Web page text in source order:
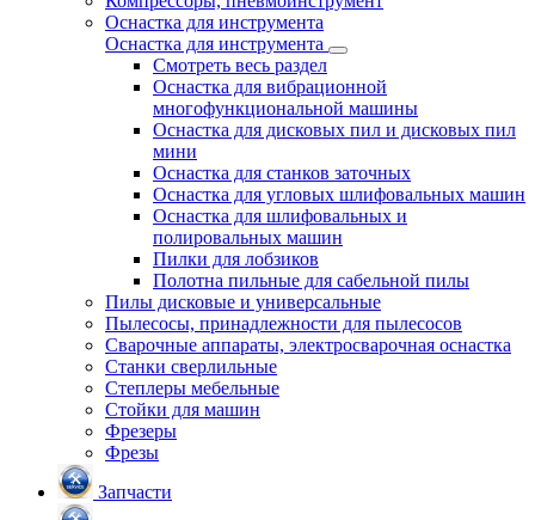
Оснастка для инструмента
Оснастка для инструмента
Смотреть весь раздел
Оснастка для вибрационной
многофункциональной машины
Оснастка для дисковых пил и дисковых пил
мини
Оснастка для станков заточных
Оснастка для угловых шлифовальных машин
Оснастка для шлифовальных и
полировальных машин
Пилки для лобзиков
Полотна пильные для сабельной пилы
Пилы дисковые и универсальные
Пылесосы, принадлежности для пылесосов
Сварочные аппараты, электросварочная оснастка
Станки сверлильные
Степлеры мебельные
Стойки для машин
Фрезеры
Фрезы
Запчасти